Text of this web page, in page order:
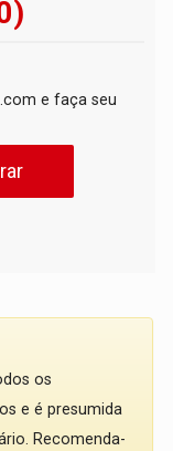
e faça seu
os
e é presumida
Recomenda-